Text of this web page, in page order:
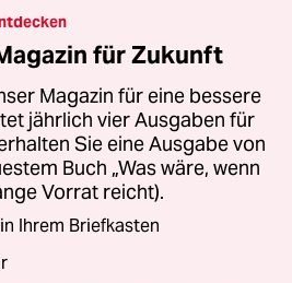
für Zukunft
Magazin für eine bessere
jährlich vier Ausgaben für
Sie eine Ausgabe von
Buch „Was wäre, wenn
Vorrat reicht).
Ihrem Briefkasten